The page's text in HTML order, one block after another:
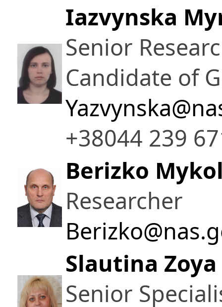
Iazvynska
Senior
Candidate of
+38044 239
Berizko
Researcher
Slautina Zoya
Senior